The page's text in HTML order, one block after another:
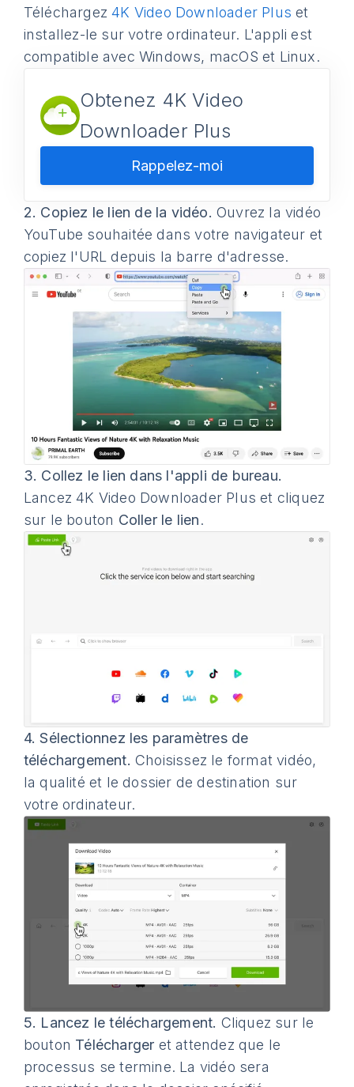
Téléchargez4K Video Downloader Plus et
installez-le sur votre ordinateur. L'appli est
compatible avec Windows, macOS et Linux.
Obtenez 4K Video
Downloader Plus
Rappelez-moi
2. Copiez le lien de la vidéo. Ouvrez la vidéo
YouTube souhaitée dans votre navigateur et
copiez l'URL depuis la barre d'adresse.
3. Collez le lien dans l'appli de bureau.
Lancez 4K Video Downloader Plus et cliquez
sur le bouton Coller le lien.
4. Sélectionnez les paramètres de
téléchargement. Choisissez le format vidéo,
la qualité et le dossier de destination sur
votre ordinateur.
5. Lancez le téléchargement. Cliquez sur le
bouton Télécharger et attendez que le
processus se termine. La vidéo sera